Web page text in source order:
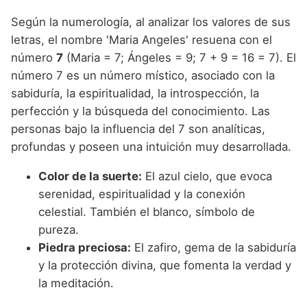
Según la numerología, al analizar los valores de sus
letras, el nombre 'Maria Angeles' resuena con el
número 7 (Maria = 7; Ángeles = 9; 7 + 9 = 16 = 7). El
número 7 es un número místico, asociado con la
sabiduría, la espiritualidad, la introspección, la
perfección y la búsqueda del conocimiento. Las
personas bajo la influencia del 7 son analíticas,
profundas y poseen una intuición muy desarrollada.
Color de la suerte: El azul cielo, que evoca
serenidad, espiritualidad y la conexión
celestial. También el blanco, símbolo de
pureza.
Piedra preciosa: El zafiro, gema de la sabiduría
y la protección divina, que fomenta la verdad y
la meditación.